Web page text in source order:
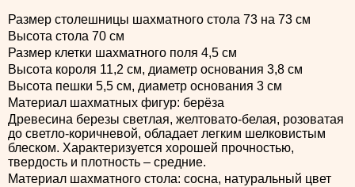
Размер столешницы шахматного стола 73 на 73 см
Высота стола 70 см
Размер клетки шахматного поля 4,5 см
Высота короля 11,2 см, диаметр основания 3,8 см
Высота пешки 5,5 см, диаметр основания 3 см
Материал шахматных фигур: берёза
Древесина березы светлая, желтовато-белая, розоватая
до светло-коричневой, обладает легким шелковистым
блеском. Характеризуется хорошей прочностью,
твердость и плотность – средние.
Материал шахматного стола: сосна, натуральный цвет